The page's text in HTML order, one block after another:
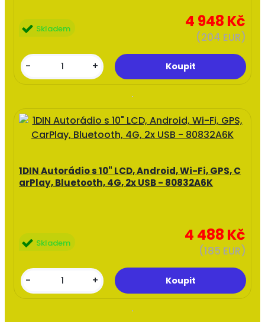
4 948 Kč
(204 EUR)
Skladem
- +
1DIN Autorádio s 10" LCD, Android, Wi-Fi, GPS, C
arPlay, Bluetooth, 4G, 2x USB - 80832A6K
4 488 Kč
(185 EUR)
Skladem
- +